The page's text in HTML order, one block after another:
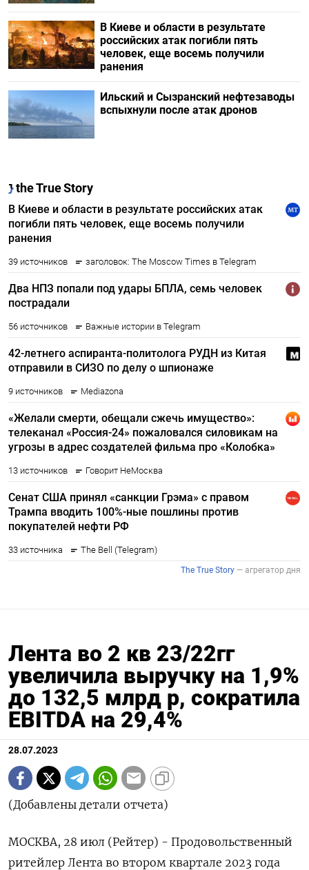
В Киеве и области в результате
российских атак погибли пять
человек, еще восемь получили
ранения
Ильский и Сызранский нефтезаводы
вспыхнули после атак дронов
Лента во 2 кв 23/22гг
увеличила выручку на 1,9%
до 132,5 млрд р, сократила
EBITDA на 29,4%
28.07.2023
(Добавлены детали отчета)
МОСКВА, 28 июл (Рейтер) - Продовольственный
ритейлер Лента во втором квартале 2023 года